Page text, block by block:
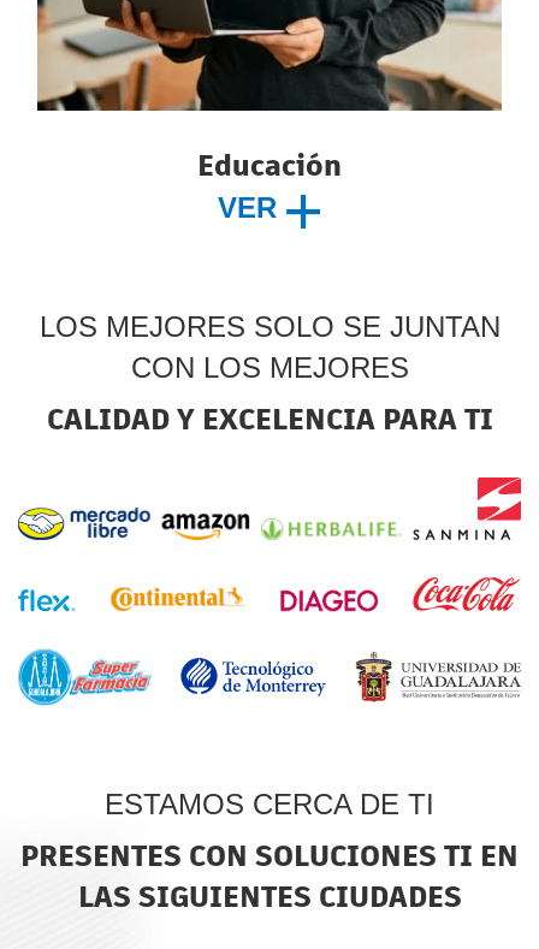
Educación
VER
LOS MEJORES SOLO SE JUNTAN
CON LOS MEJORES
CALIDAD Y EXCELENCIA PARA TI
ESTAMOS CERCA DE TI
PRESENTES CON SOLUCIONES TI EN
LAS SIGUIENTES CIUDADES